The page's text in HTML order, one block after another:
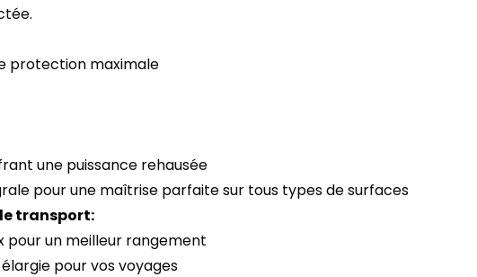
protection maximale
une puissance rehausée
pour une maîtrise parfaite sur tous types de surfaces
transport:
pour un meilleur rangement
pour vos voyages